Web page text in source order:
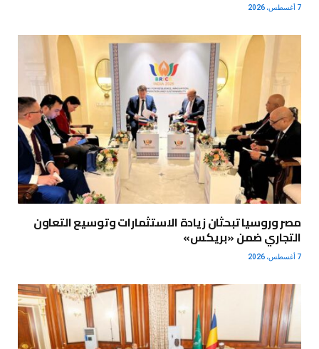
7 أغسطس، 2026
مصر وروسيا تبحثان زيادة الاستثمارات وتوسيع التعاون
التجاري ضمن «بريكس»
7 أغسطس، 2026